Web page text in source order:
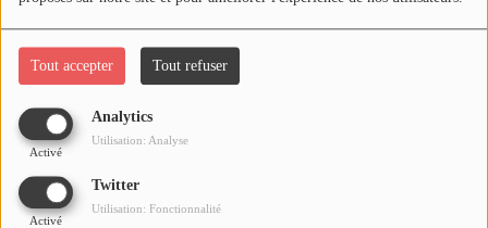
Tout accepter Tout refuser
Analytics
Activé
Utilisation: Analyse
Twitter
Activé
Utilisation: Fonctionnalité
3e Eté le plus chaud en 2025 / 3 à 4% des
décès dus à la chaleur dans l'Allier (Santé